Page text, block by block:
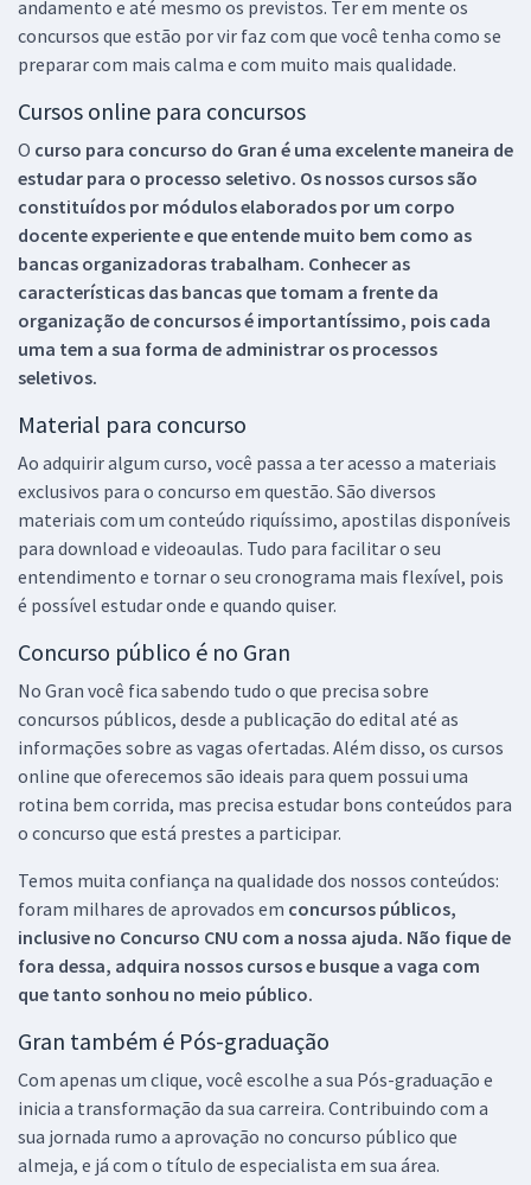
andamento e até mesmo os previstos. Ter em mente os
concursos que estão por vir faz com que você tenha como se
preparar com mais calma e com muito mais qualidade.
Cursos online para concursos
O curso para concurso do Gran é uma excelente maneira de
estudar para o processo seletivo. Os nossos cursos são
constituídos por módulos elaborados por um corpo
docente experiente e que entende muito bem como as
bancas organizadoras trabalham. Conhecer as
características das bancas que tomam a frente da
organização de concursos é importantíssimo, pois cada
uma tem a sua forma de administrar os processos
seletivos.
Material para concurso
Ao adquirir algum curso, você passa a ter acesso a materiais
exclusivos para o concurso em questão. São diversos
materiais com um conteúdo riquíssimo, apostilas disponíveis
para download e videoaulas. Tudo para facilitar o seu
entendimento e tornar o seu cronograma mais flexível, pois
é possível estudar onde e quando quiser.
Concurso público é no Gran
No Gran você fica sabendo tudo o que precisa sobre
concursos públicos, desde a publicação do edital até as
informações sobre as vagas ofertadas. Além disso, os cursos
online que oferecemos são ideais para quem possui uma
rotina bem corrida, mas precisa estudar bons conteúdos para
o concurso que está prestes a participar.
Temos muita confiança na qualidade dos nossos conteúdos:
foram milhares de aprovados em concursos públicos,
inclusive no Concurso CNU com a nossa ajuda. Não fique de
fora dessa, adquira nossos cursos e busque a vaga com
que tanto sonhou no meio público.
Gran também é Pós-graduação
Com apenas um clique, você escolhe a sua Pós-graduação e
inicia a transformação da sua carreira. Contribuindo com a
sua jornada rumo a aprovação no concurso público que
almeja, e já com o título de especialista em sua área.